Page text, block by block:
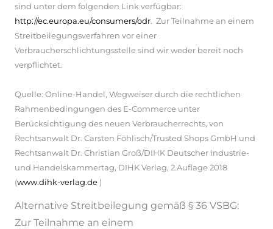
sind unter dem folgenden Link verfügbar:
http://ec.europa.eu/consumers/odr. Zur Teilnahme an einem
Streitbeilegungsverfahren vor einer
Verbraucherschlichtungsstelle sind wir weder bereit noch
verpflichtet.
Quelle: Online-Handel, Wegweiser durch die rechtlichen
Rahmenbedingungen des E-Commerce unter
Berücksichtigung des neuen Verbraucherrechts, von
Rechtsanwalt Dr. Carsten Föhlisch/Trusted Shops GmbH und
Rechtsanwalt Dr. Christian Groß/DIHK Deutscher Industrie-
und Handelskammertag, DIHK Verlag, 2.Auflage 2018
(www.dihk-verlag.de)
Alternative Streitbeilegung gemäß § 36 VSBG:
Zur Teilnahme an einem